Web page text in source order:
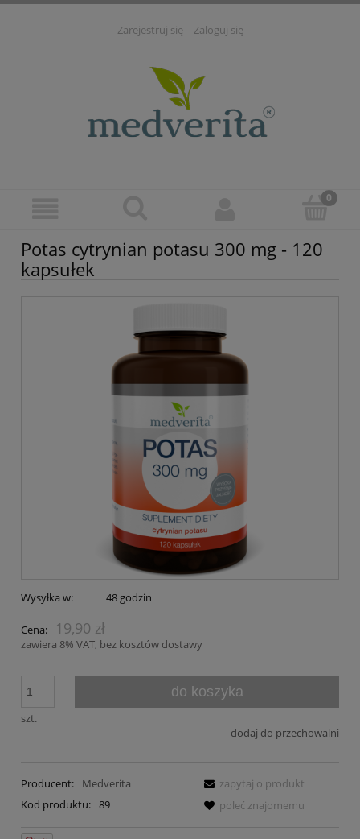
Zarejestruj się Zaloguj się
Potas cytrynian potasu 300 mg - 120
kapsułek
Wysyłka w: 48 godzin
Cena: 19,90 zł
zawiera 8% VAT, bez kosztów dostawy
szt.
do koszyka
dodaj do przechowalni
Producent:
Medverita
Kod produktu: 89
zapytaj o produkt
poleć znajomemu